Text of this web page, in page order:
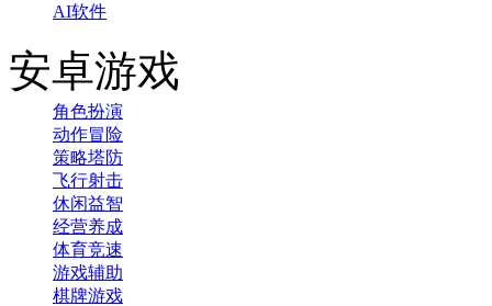
AI软件
安卓游戏
角色扮演
动作冒险
策略塔防
飞行射击
休闲益智
经营养成
体育竞速
游戏辅助
棋牌游戏